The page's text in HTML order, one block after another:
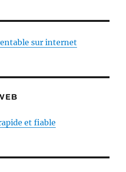
sur internet
et fiable